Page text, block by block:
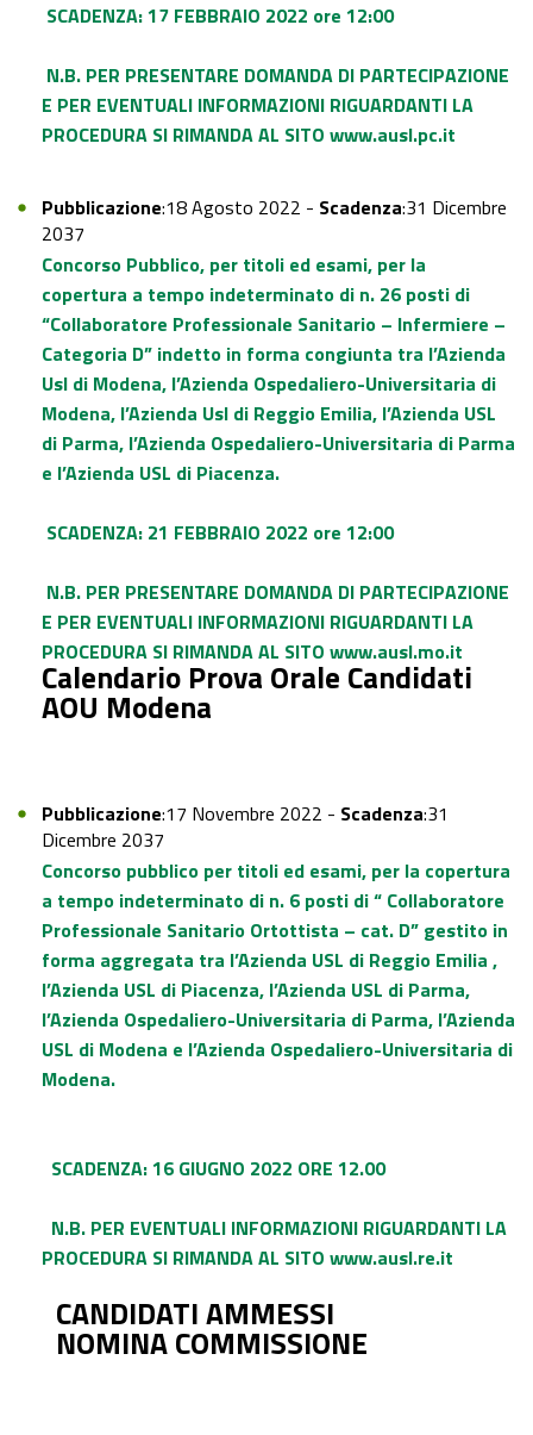
SCADENZA: 17 FEBBRAIO 2022 ore 12:00
N.B. PER PRESENTARE DOMANDA DI PARTECIPAZIONE
E PER EVENTUALI INFORMAZIONI RIGUARDANTI LA
PROCEDURA SI RIMANDA AL SITO www.ausl.pc.it
Pubblicazione:18 Agosto 2022 - Scadenza:31 Dicembre
2037
Concorso Pubblico, per titoli ed esami, per la
copertura a tempo indeterminato di n. 26 posti di
“Collaboratore Professionale Sanitario – Infermiere –
Categoria D” indetto in forma congiunta tra l’Azienda
Usl di Modena, l’Azienda Ospedaliero-Universitaria di
Modena, l’Azienda Usl di Reggio Emilia, l’Azienda USL
di Parma, l’Azienda Ospedaliero-Universitaria di Parma
e l’Azienda USL di Piacenza.
SCADENZA: 21 FEBBRAIO 2022 ore 12:00
N.B. PER PRESENTARE DOMANDA DI PARTECIPAZIONE
E PER EVENTUALI INFORMAZIONI RIGUARDANTI LA
PROCEDURA SI RIMANDA AL SITO www.ausl.mo.it
Calendario Prova Orale Candidati
AOU Modena
Pubblicazione:17 Novembre 2022 - Scadenza:31
Dicembre 2037
Concorso pubblico per titoli ed esami, per la copertura
a tempo indeterminato di n. 6 posti di “ Collaboratore
Professionale Sanitario Ortottista – cat. D” gestito in
forma aggregata tra l’Azienda USL di Reggio Emilia ,
l’Azienda USL di Piacenza, l’Azienda USL di Parma,
l’Azienda Ospedaliero-Universitaria di Parma, l’Azienda
USL di Modena e l’Azienda Ospedaliero-Universitaria di
Modena.
SCADENZA: 16 GIUGNO 2022 ORE 12.00
N.B. PER EVENTUALI INFORMAZIONI RIGUARDANTI LA
PROCEDURA SI RIMANDA AL SITO www.ausl.re.it
CANDIDATI AMMESSI
NOMINA COMMISSIONE